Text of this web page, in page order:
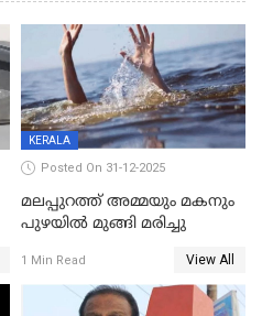
KERALA
Posted On 31-12-2025
മലപ്പുറത്ത് അമ്മയും മകനും
പുഴയിൽ മുങ്ങി മരിച്ചു
1 Min Read View All